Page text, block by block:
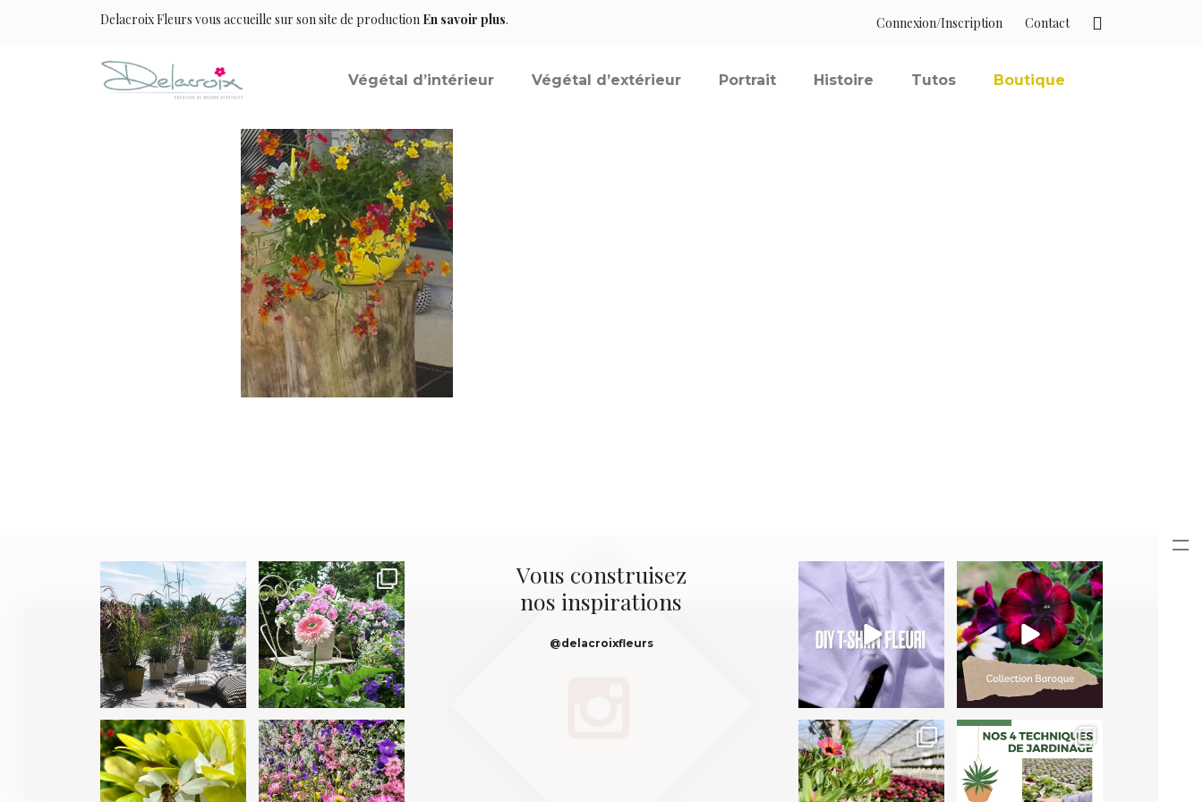
Delacroix Fleurs vous accueille sur son site de production En savoir plus. Connexion/Inscription Contact
Végétal d’intérieur Végétal d’extérieur Portrait Histoire Tutos Boutique
Vous construisez
nos inspirations
@delacroixfleurs